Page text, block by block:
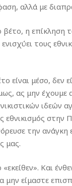
αλλά με
η επίκληση
τους
είναι μέσο, δεν
ας μην έχουμε
ιδεών
εθνικισμός στην
την ανάγκη
μας.
Και
μην είμαστε